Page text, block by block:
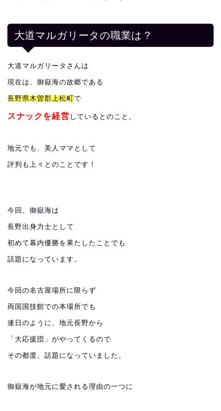
大道マルガリータの職業は？
大道マルガリータさんは
現在は、御嶽海の故郷である
長野県木曽郡上松町 で
スナックを経営 しているとのこと。
地元でも、美人ママとして
評判も上々とのことです！
今回、御嶽海は
長野出身力士として
初めて幕内優勝を果たしたことでも
話題になっています。
今回の名古屋場所に限らず
両国国技館での本場所でも
連日のように、地元長野から
「大応援団」がやってくるので
その都度、話題になっていました。
御嶽海が地元に愛される理由の一つに